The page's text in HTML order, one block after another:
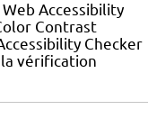
Accessibility
Contrast
Checker
vérification